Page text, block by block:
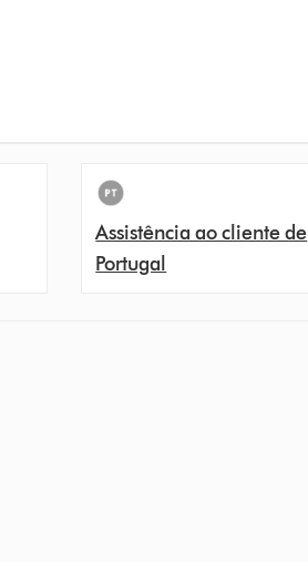
Assistência ao cliente de
Portugal